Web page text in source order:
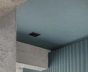
Boyard, Blum